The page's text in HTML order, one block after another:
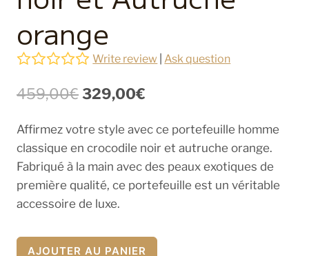
orange
Write review |Ask question
459,00€Le
initial
était :
459,00€.
329,00€
actuel
est :
329,00€.
Affirmez votre style avec ce portefeuille homme
classique en crocodile noir et autruche orange.
Fabriqué à la main avec des peaux exotiques de
première qualité, ce portefeuille est un véritable
accessoire de luxe.
quantité
AJOUTER AU PANIER